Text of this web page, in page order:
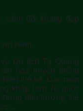
cảnh đối kháng đẹp
kiếm.
Du lịch Tạ Quang
hoá truyền thống
thế hệ. Các môn
khắp hơn 70 quốc
đấu trường thể